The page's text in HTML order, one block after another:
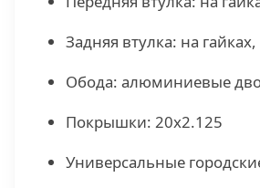
Задняя втулка: на
Обода: алюминиевые
Покрышки: 20x2.125
Универсальные